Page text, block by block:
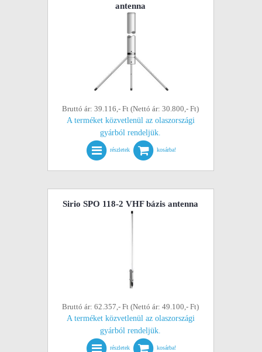
antenna
Bruttó ár: 39.116,- Ft (Nettó ár: 30.800,- Ft)
A terméket közvetlenül az olaszországi
gyárból rendeljük.
részletek kosárba!
Sirio SPO 118-2 VHF bázis antenna
Bruttó ár: 62.357,- Ft (Nettó ár: 49.100,- Ft)
A terméket közvetlenül az olaszországi
gyárból rendeljük.
részletek kosárba!